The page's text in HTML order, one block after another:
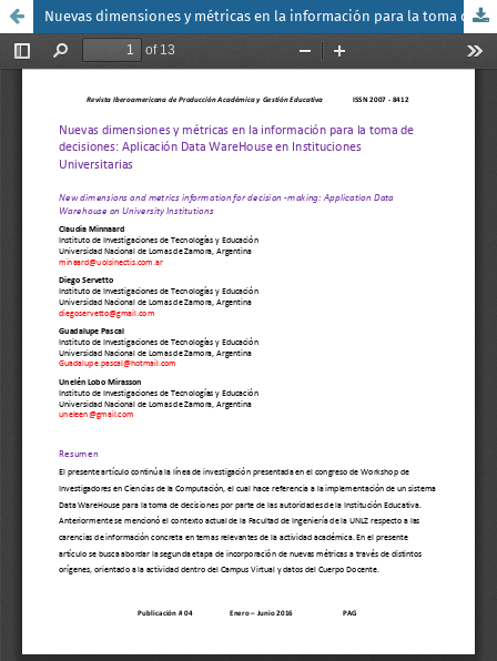
Nuevas dimensiones y métricas en la información para la toma de decisiones: Aplicación Data WareHouse en Instituciones Universitarias